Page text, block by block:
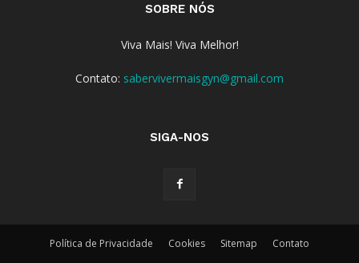
SOBRE NÓS
Viva Mais! Viva Melhor!
Contato: sabervivermaisgyn@gmail.com
SIGA-NOS
Política de Privacidade Cookies Sitemap Contato